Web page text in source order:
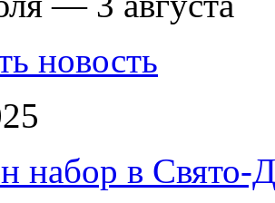
новость
набор в Свято-